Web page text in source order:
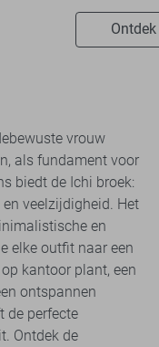
vrouw
als fundament voor
biedt de Ichi broek:
veelzijdigheid. Het
en
elke outfit naar een
kantoor plant, een
ontspannen
de perfecte
Ontdek de